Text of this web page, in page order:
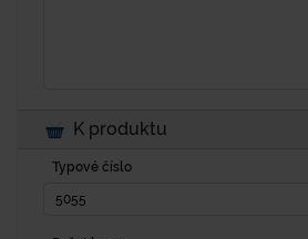
K produktu
Typové číslo